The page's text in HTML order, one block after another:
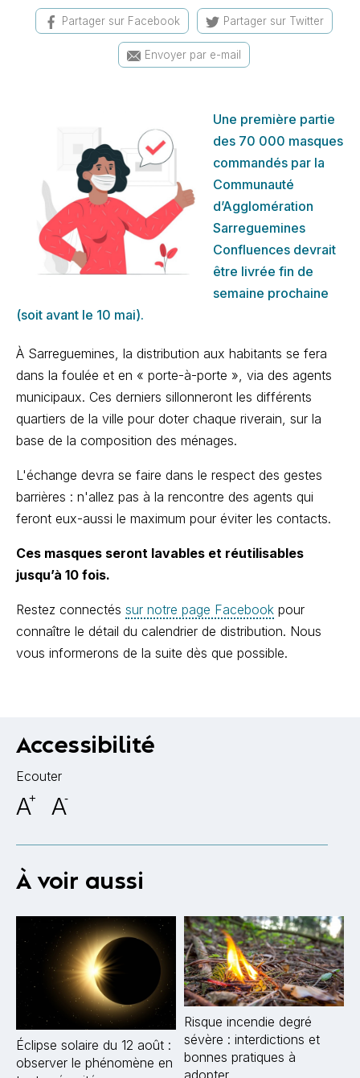
Partager sur Facebook Partager sur Twitter
Envoyer par e-mail
Une première partie
des 70 000 masques
commandés par la
Communauté
d’Agglomération
Sarreguemines
Confluences devrait
être livrée fin de
semaine prochaine
(soit avant le 10 mai).
À Sarreguemines, la distribution aux habitants se fera
dans la foulée et en « porte-à-porte », via des agents
municipaux. Ces derniers sillonneront les différents
quartiers de la ville pour doter chaque riverain, sur la
base de la composition des ménages.
L'échange devra se faire dans le respect des gestes
barrières : n'allez pas à la rencontre des agents qui
feront eux-aussi le maximum pour éviter les contacts.
Ces masques seront lavables et réutilisables
jusqu’à 10 fois.
Restez connectés sur notre page Facebook pour
connaître le détail du calendrier de distribution. Nous
vous informerons de la suite dès que possible.
Accessibilité
Ecouter
A+ A-
À voir aussi
Éclipse solaire du 12 août :
observer le phénomène en
Risque incendie degré
sévère : interdictions et
bonnes pratiques à